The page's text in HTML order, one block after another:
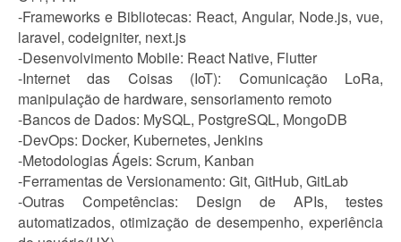
-Frameworks e Bibliotecas: React, Angular, Node.js, vue,
laravel, codeigniter, next.js
-Desenvolvimento Mobile: React Native, Flutter
-Internet das Coisas (IoT): Comunicação LoRa,
manipulação de hardware, sensoriamento remoto
-Bancos de Dados: MySQL, PostgreSQL, MongoDB
-DevOps: Docker, Kubernetes, Jenkins
-Metodologias Ágeis: Scrum, Kanban
-Ferramentas de Versionamento: Git, GitHub, GitLab
-Outras Competências: Design de APIs, testes
automatizados, otimização de desempenho, experiência